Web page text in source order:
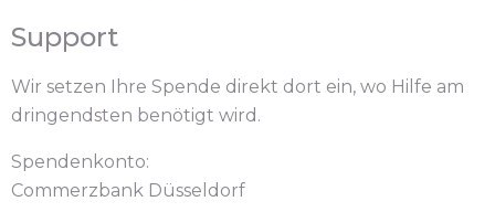
Support
Wir setzen Ihre Spende direkt dort ein, wo Hilfe am
dringendsten benötigt wird.
Spendenkonto:
Commerzbank Düsseldorf